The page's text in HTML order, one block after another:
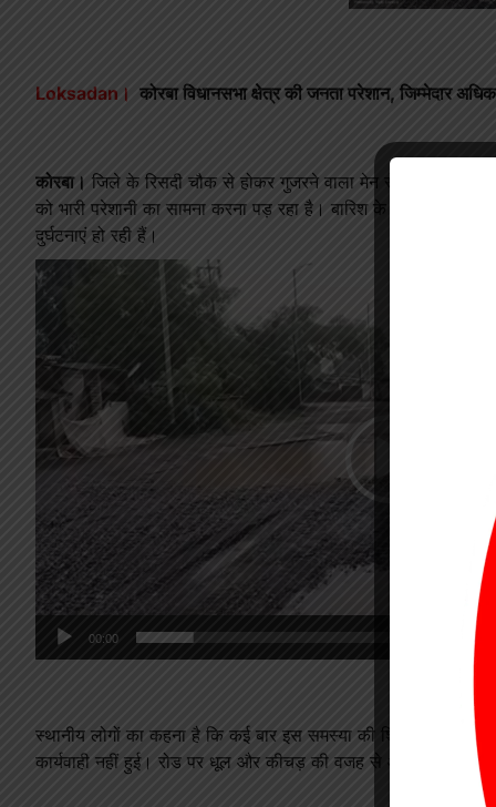
Loksadan। कोरबा विधानसभा क्षेत्र की जनता परेशान, जिम्मेदार
कोरबा। जिले के रिसदी चौक से होकर गुजरने वाला मेन रोड इस समय
को भारी परेशानी का सामना करना पड़ रहा है। बारिश के मौसम में
दुर्घटनाएं हो रही हैं।
Video
Player
00:00
स्थानीय लोगों का कहना है कि कई बार इस समस्या की शिकायत
कार्यवाही नहीं हुई। रोड पर धूल और कीचड़ की वजह से आसपास के